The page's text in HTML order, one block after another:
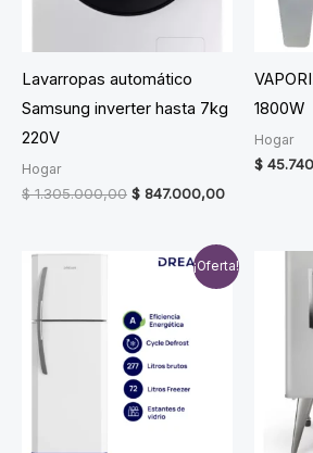
Lavarropas automático
Samsung inverter hasta 7kg
220V
Hogar
$1.305.000,00 Original
$ 1.305.000,00.
$ 847.000,00Current
$
1800W
Hogar
$
¡Oferta!